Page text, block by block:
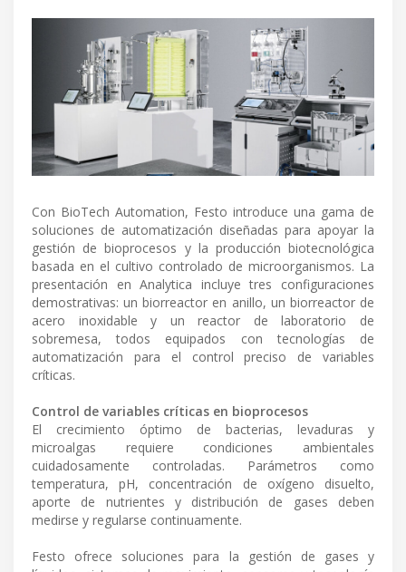
Con BioTech Automation, Festo introduce una gama de
soluciones de automatización diseñadas para apoyar la
gestión de bioprocesos y la producción biotecnológica
basada en el cultivo controlado de microorganismos. La
presentación en Analytica incluye tres configuraciones
demostrativas: un biorreactor en anillo, un biorreactor de
acero inoxidable y un reactor de laboratorio de
sobremesa, todos equipados con tecnologías de
automatización para el control preciso de variables
críticas.
Control de variables críticas en bioprocesos
El crecimiento óptimo de bacterias, levaduras y
microalgas requiere condiciones ambientales
cuidadosamente controladas. Parámetros como
temperatura, pH, concentración de oxígeno disuelto,
aporte de nutrientes y distribución de gases deben
medirse y regularse continuamente.
Festo ofrece soluciones para la gestión de gases y